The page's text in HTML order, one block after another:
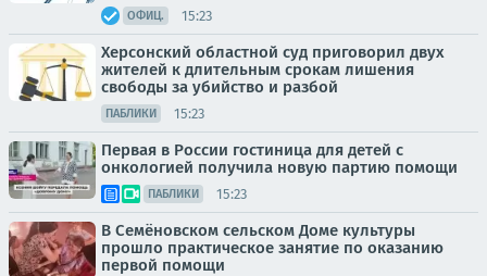
ОФИЦ. 15:23
Херсонский областной суд приговорил двух
жителей к длительным срокам лишения
свободы за убийство и разбой
ПАБЛИКИ 15:23
Первая в России гостиница для детей с
онкологией получила новую партию помощи
ПАБЛИКИ 15:23
В Семёновском сельском Доме культуры
прошло практическое занятие по оказанию
первой помощи